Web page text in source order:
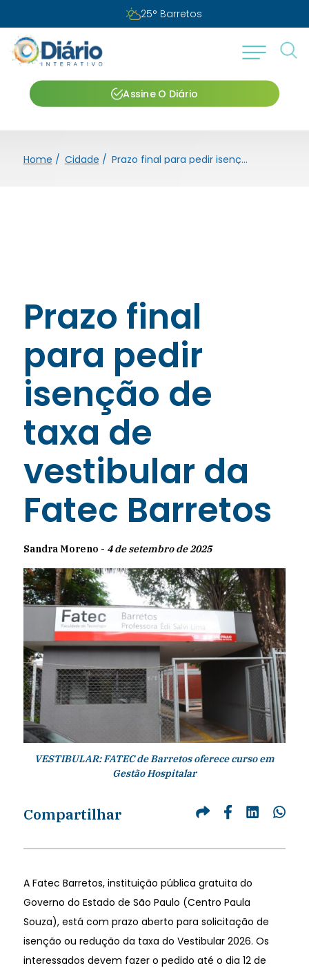
25° Barretos
Assine O Diário
Home / Cidade / Prazo final para pedir isenção de taxa de vestibular da Fatec Barretos
Prazo final
para pedir
isenção de
taxa de
vestibular da
Fatec Barretos
Sandra Moreno - 4 de setembro de 2025
VESTIBULAR: FATEC de Barretos oferece curso em
Gestão Hospitalar
Compartilhar
A Fatec Barretos, instituição pública gratuita do
Governo do Estado de São Paulo (Centro Paula
Souza), está com prazo aberto para solicitação de
isenção ou redução da taxa do Vestibular 2026. Os
interessados devem fazer o pedido até o dia 12 de